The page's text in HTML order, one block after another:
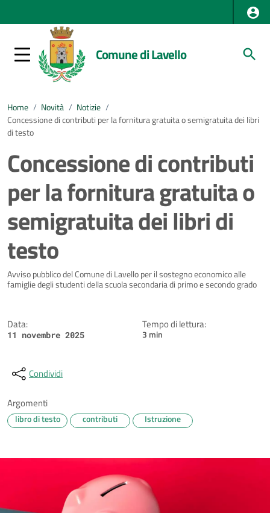
Comune di Lavello
Home / Novità / Notizie /
Concessione di contributi per la fornitura gratuita o semigratuita dei libri
di testo
Concessione di contributi
per la fornitura gratuita o
semigratuita dei libri di
testo
Dettagli della notizia
Avviso pubblico del Comune di Lavello per il sostegno economico alle
famiglie degli studenti della scuola secondaria di primo e secondo grado
Data:
11 novembre 2025
Tempo di lettura:
3 min
Condividi
Argomenti
libro di testo contributi Istruzione